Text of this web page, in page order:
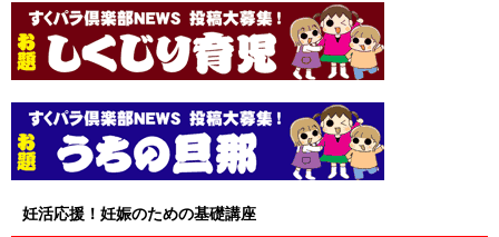
妊活応援！妊娠のための基礎講座